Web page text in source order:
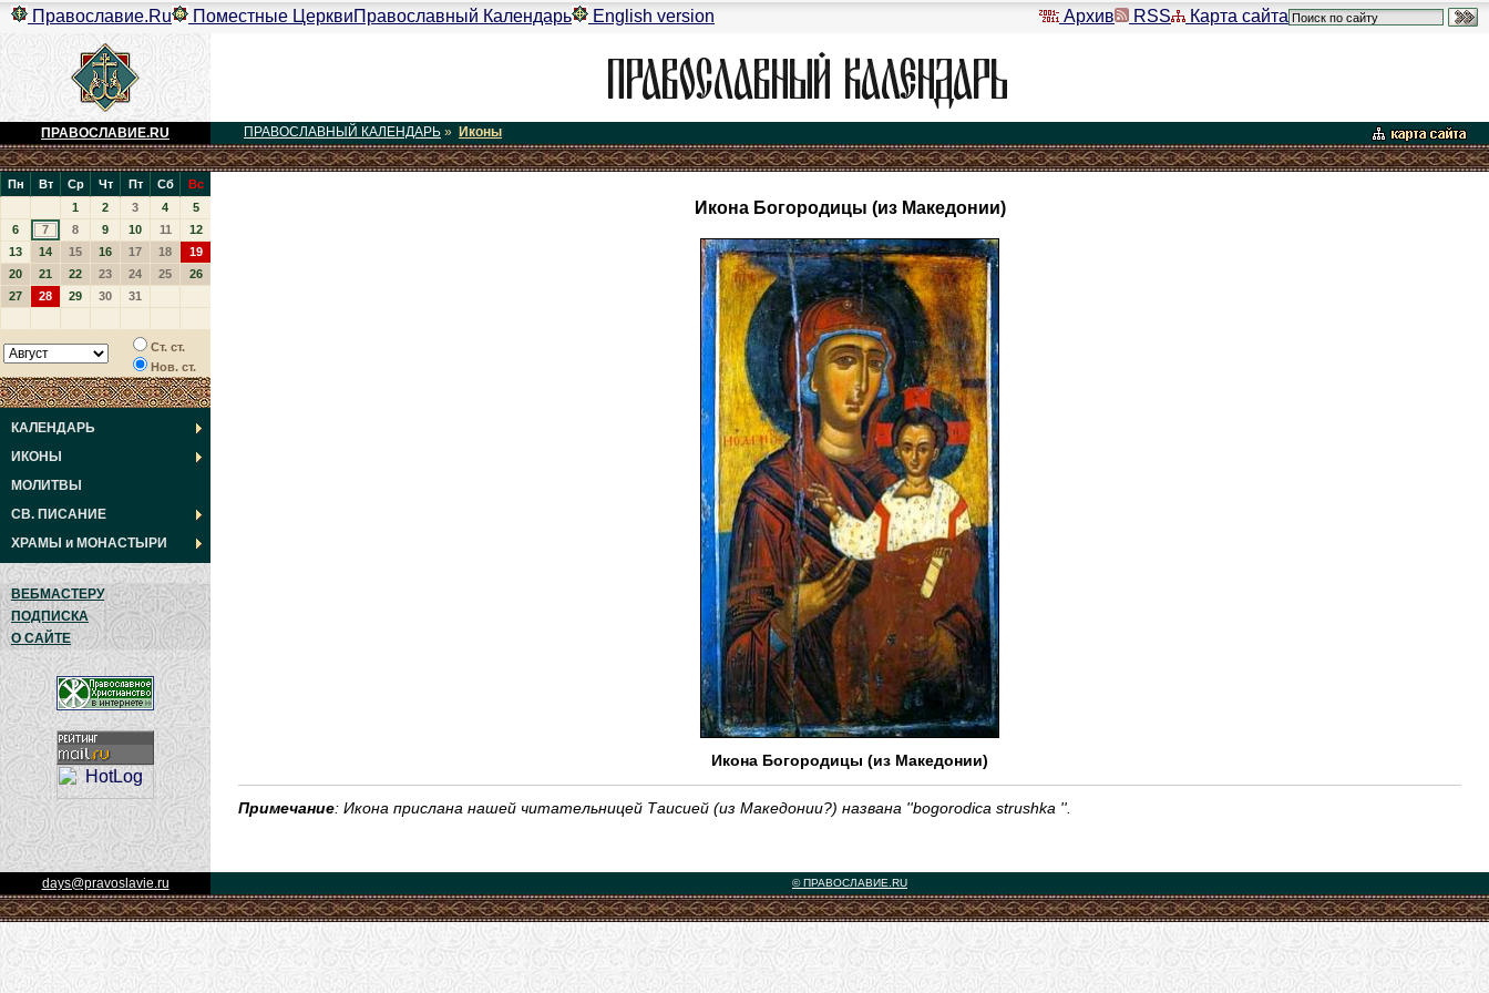
Архив RSS Карта сайта
Православие.Ru Поместные ЦерквиПравославный Календарь English version
ПРАВОСЛАВИЕ.RU ПРАВОСЛАВНЫЙ КАЛЕНДАРЬ » Иконы
Пн Вт Ср Чт Пт Сб
Вс
1
2 3 4
5
6
7 8 9 10 11
12
13
14 15 16 17 18
19
20
21 22 23 24 25
26
27
28 29 30 31
Ст. ст.
Нов. ст.
КАЛЕНДАРЬ
ИКОНЫ
МОЛИТВЫ
СВ. ПИСАНИЕ
ХРАМЫ и МОНАСТЫРИ
ВЕБМАСТЕРУ
ПОДПИСКА
О САЙТЕ
Икона Богородицы (из Македонии)
Икона Богородицы (из Македонии)
Примечание: Икона прислана нашей читательницей Таисией (из Македонии?) названа ''bogorodica strushka ''.
days@pravoslavie.ru © ПРАВОСЛАВИЕ.RU